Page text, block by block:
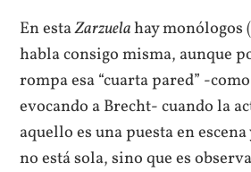
En estaZarzuelahay monólogos
habla consigo misma, aunque
rompa esa “cuarta pared” -
evocando a Brecht- cuando la
aquello es una puesta en
no está sola, sino que es